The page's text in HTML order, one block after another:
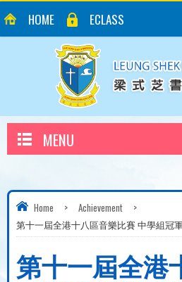
HOME ECLASS
MENU
Home > Achievement
>
第十一屆全港十八區音樂比賽 中學組冠
第十一屆全港